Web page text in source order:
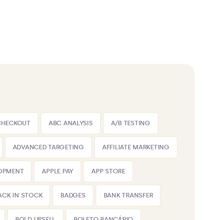
ABC ANALYSIS A/B TESTING
ADVANCED TARGETING AFFILIATE MARKETING
APPLE PAY APP STORE
IN STOCK BADGES BANK TRANSFER